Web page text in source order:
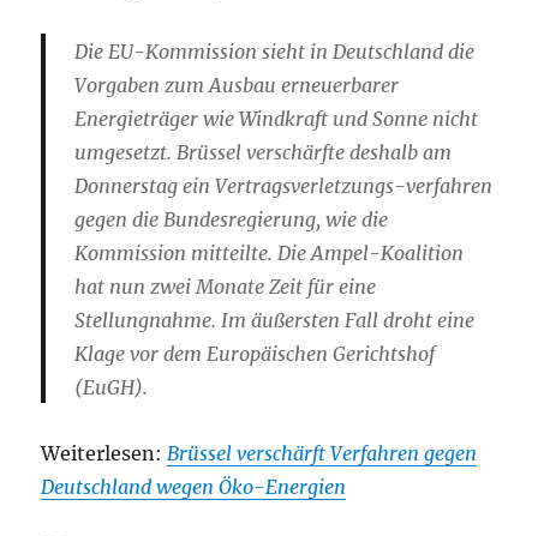
Die EU-Kommission sieht in Deutschland die
Vorgaben zum Ausbau erneuerbarer
Energieträger wie Windkraft und Sonne nicht
umgesetzt. Brüssel verschärfte deshalb am
Donnerstag ein Vertragsverletzungs-verfahren
gegen die Bundesregierung, wie die
Kommission mitteilte. Die Ampel-Koalition
hat nun zwei Monate Zeit für eine
Stellungnahme. Im äußersten Fall droht eine
Klage vor dem Europäischen Gerichtshof
(EuGH).
Weiterlesen: Brüssel verschärft Verfahren gegen
Deutschland wegen Öko-Energien